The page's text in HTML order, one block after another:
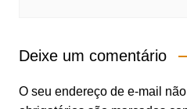
Deixe um comentário
O seu endereço de e-mail